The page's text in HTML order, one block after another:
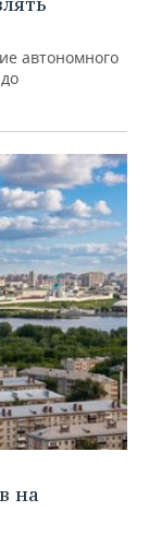
автономного
на